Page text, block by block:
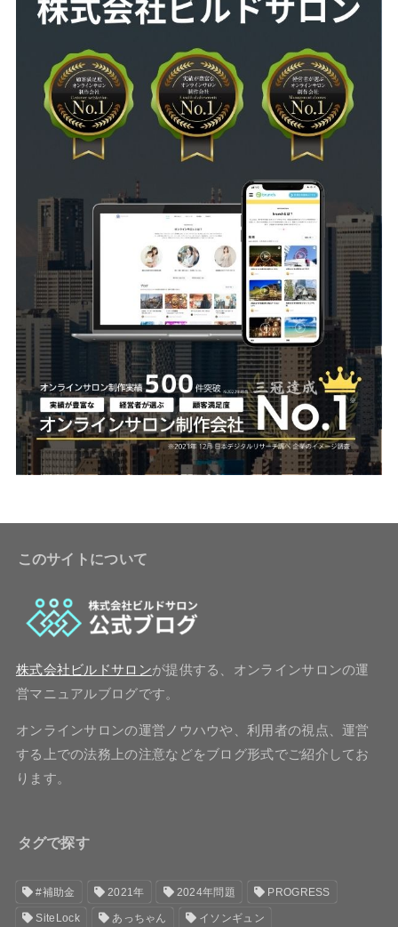
このサイトについて
株式会社ビルドサロンが提供する、オンラインサロンの運
営マニュアルブログです。
オンラインサロンの運営ノウハウや、利用者の視点、運営
する上での法務上の注意などをブログ形式でご紹介してお
ります。
タグで探す
#補助金 2021年 2024年問題 PROGRESS
SiteLock あっちゃん イソンギュン